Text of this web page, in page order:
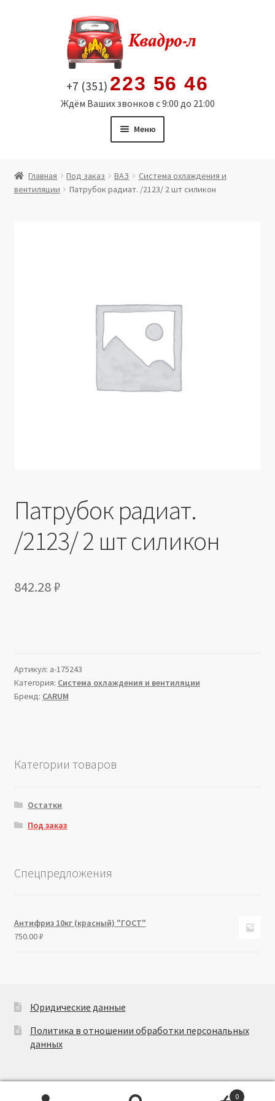
содержимому
+7 (351) 223 56 46
Ждём Ваших звонков с 9:00 до 21:00
Меню
Витрина
Юридические данные
Главная Под заказ ВАЗ
Система охлаждения и
вентиляции
Патрубок радиат. /2123/ 2 шт силикон
Патрубок радиат.
/2123/ 2 шт силикон
842.28₽
Артикул: a-175243
Категория: Система охлаждения и вентиляции
Бренд: CARUM
Категории товаров
Остатки
Под заказ
Спецпредложения
Антифриз 10кг (красный) "ГОСТ"
750.00₽
Юридические данные
Политика в отношении обработки персональных
данных
0